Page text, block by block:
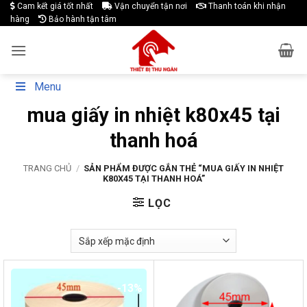
Skip
to
Cam kết giá tốt nhất Vận chuyển tận nơi
Thanh toán khi nhận
hàng
Bảo hành tận tâm
Menu
mua giấy in nhiệt k80x45 tại
thanh hoá
TRANG CHỦ / SẢN PHẨM ĐƯỢC GẮN THẺ “MUA GIẤY IN NHIỆT
K80X45 TẠI THANH HOÁ”
LỌC
-13% -17%